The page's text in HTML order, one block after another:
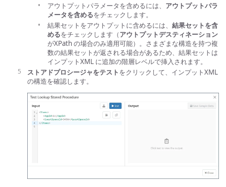
アウトプットパラメータを含めるには、 アウトプットパラ
メータを含めるをチェックします。
結果セットをアウトプットに含めるには、 結果セットを含
めるをチェックします（アウトプットデスティネーション
がXPath の場合のみ適用可能）。さまざまな構造を持つ複
数の結果セットが返される場合があるため、結果セットは
インプットXML に追加の階層レベルで挿入されます。
ストアドプロシージャをテストをクリックして、インプットXML
の構造を確認します。